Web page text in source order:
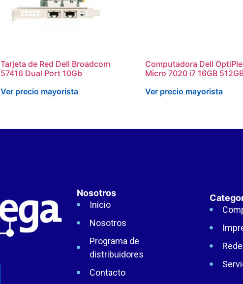
Tarjeta de Red Dell Broadcom
57416 Dual Port 10Gb
Ver precio mayorista
Computadora Dell
Micro 7020 i7 16GB
Ver precio mayorista
Nosotros
Inicio
Nosotros
Programa de
distribuidores
Contacto